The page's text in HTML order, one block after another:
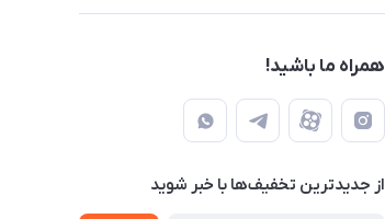
همراه ما باشید!
از جدید‌ترین تخفیف‌ها با‌ خبر شوید